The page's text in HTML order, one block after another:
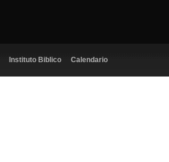
Instituto Biblico Calendario